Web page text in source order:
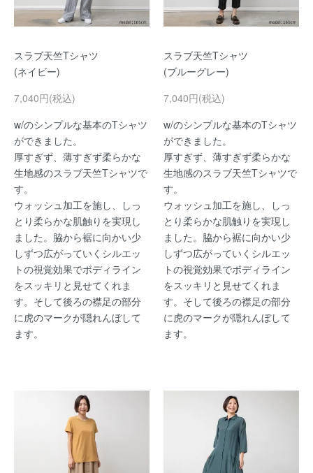
スラブ天竺Tシャツ
(ネイビー)
7,040円(税込)
w/のシンプルな基本のTシャツ
ができました。
厚すぎず、薄すぎず柔らかな
生地感のスラブ天竺Tシャツで
す。
ウォッシュ加工を施し、しっ
とり柔らかな肌触りを実現し
ました。脇から裾に向かい少
しずつ広がっていくシルエッ
トの視覚効果でボディライン
をスッキリと見せてくれま
す。そして後ろの襟足の部分
に虎のマークが隠れんぼして
ます。
スラブ天竺Tシャツ
(ブルーグレー)
7,040円(税込)
w/のシンプルな基本のTシャツ
ができました。
厚すぎず、薄すぎず柔らかな
生地感のスラブ天竺Tシャツで
す。
ウォッシュ加工を施し、しっ
とり柔らかな肌触りを実現し
ました。脇から裾に向かい少
しずつ広がっていくシルエッ
トの視覚効果でボディライン
をスッキリと見せてくれま
す。そして後ろの襟足の部分
に虎のマークが隠れんぼして
ます。